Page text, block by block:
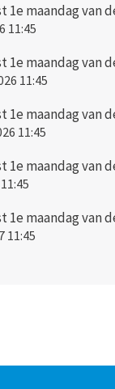
1e maandag van
11:45
1e maandag van
11:45
1e maandag van
11:45
1e maandag van
1e maandag van
11:45